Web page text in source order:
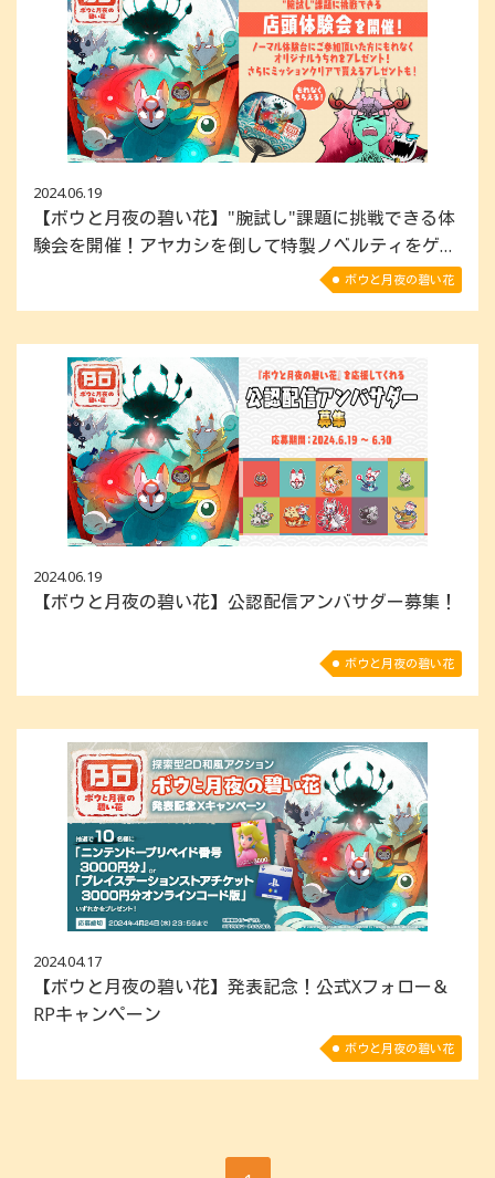
2024.06.19
【ボウと月夜の碧い花】"腕試し"課題に挑戦できる体
験会を開催！アヤカシを倒して特製ノベルティをゲッ
ボウと月夜の碧い花
2024.06.19
【ボウと月夜の碧い花】公認配信アンバサダー募集！
ボウと月夜の碧い花
2024.04.17
【ボウと月夜の碧い花】発表記念！公式Xフォロー＆
RPキャンペーン
ボウと月夜の碧い花